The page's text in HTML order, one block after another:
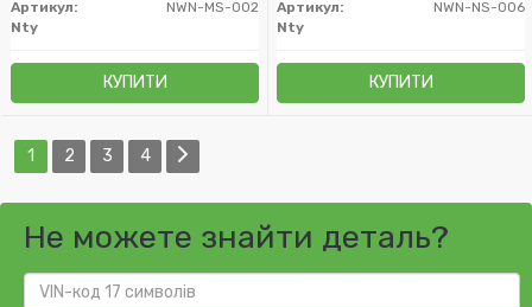
Артикул:
NWN-MS-002
Nty
КУПИТИ
Артикул:
NWN-NS-006
Nty
КУПИТИ
1 2 3 4
Не можете знайти деталь?